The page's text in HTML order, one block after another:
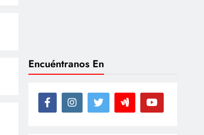
Encuéntranos En